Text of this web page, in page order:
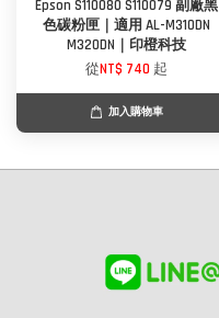
Epson S110080 S110079 副廠黑
色碳粉匣｜適用 AL-M310DN
M320DN｜印橙科技
從NT$ 740 起
加入購物車